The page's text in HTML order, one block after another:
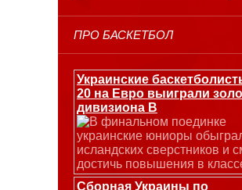
ПРО БАСКЕТБОЛ
Украинские
20 на Евро выиграли
дивизиона В
В финальном поединке
украинские юниоры
исландских сверстников и
достичь повышения в
Сборная Украины по